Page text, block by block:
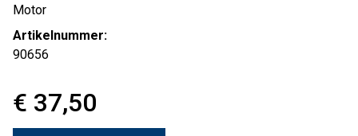
Motor
Artikelnummer:
90656
€ 37,50